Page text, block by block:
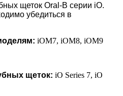
щеток Oral-B серии iO.
убедиться в
iOM7, iOM8, iOM9
щеток: iO Series 7, iO